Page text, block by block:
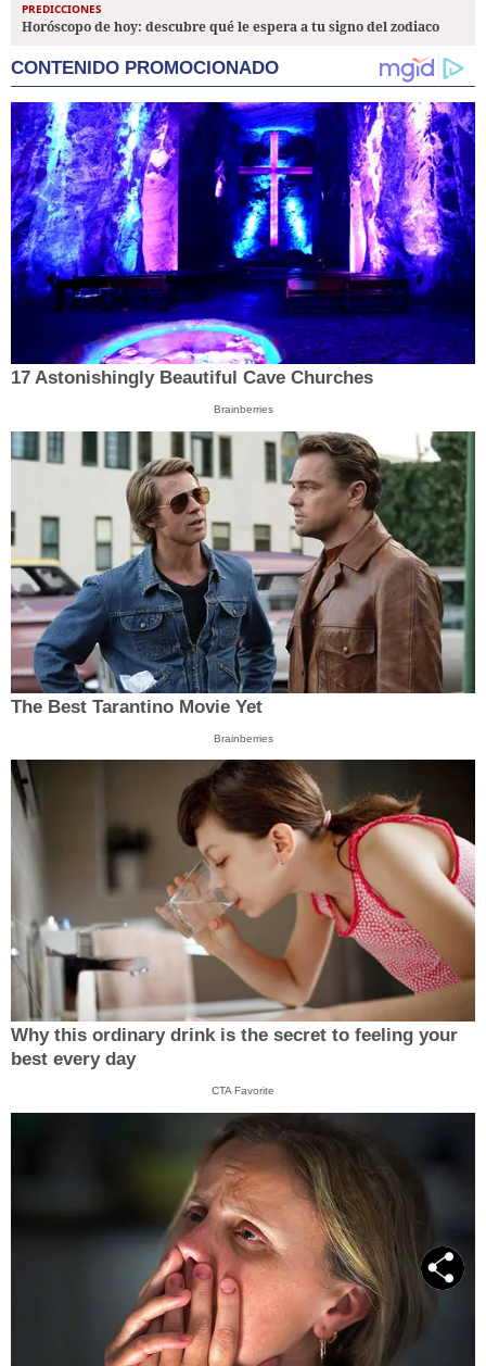
PREDICCIONES
Horóscopo de hoy: descubre qué le espera a tu signo del zodiaco
CONTENIDO PROMOCIONADO
17 Astonishingly Beautiful Cave Churches
Brainberries
The Best Tarantino Movie Yet
Brainberries
Why this ordinary drink is the secret to feeling your
best every day
CTA Favorite